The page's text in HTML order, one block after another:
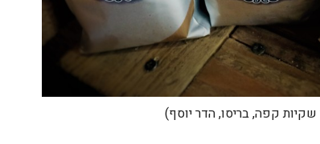
שקיות קפה, בריסו, הדר יוסף)